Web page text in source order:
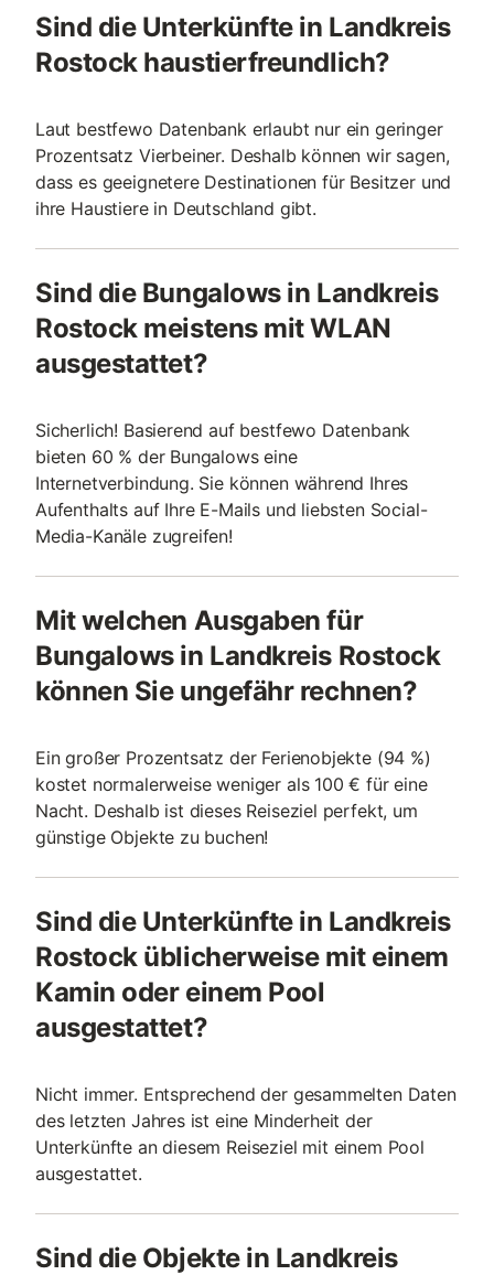
Sind die Unterkünfte in Landkreis
Rostock haustierfreundlich?
Laut bestfewo Datenbank erlaubt nur ein geringer
Prozentsatz Vierbeiner. Deshalb können wir sagen,
dass es geeignetere Destinationen für Besitzer und
ihre Haustiere in Deutschland gibt.
Sind die Bungalows in Landkreis
Rostock meistens mit WLAN
ausgestattet?
Sicherlich! Basierend auf bestfewo Datenbank
bieten 60 % der Bungalows eine
Internetverbindung. Sie können während Ihres
Aufenthalts auf Ihre E-Mails und liebsten Social-
Media-Kanäle zugreifen!
Mit welchen Ausgaben für
Bungalows in Landkreis Rostock
können Sie ungefähr rechnen?
Ein großer Prozentsatz der Ferienobjekte (94 %)
kostet normalerweise weniger als 100 € für eine
Nacht. Deshalb ist dieses Reiseziel perfekt, um
günstige Objekte zu buchen!
Sind die Unterkünfte in Landkreis
Rostock üblicherweise mit einem
Kamin oder einem Pool
ausgestattet?
Nicht immer. Entsprechend der gesammelten Daten
des letzten Jahres ist eine Minderheit der
Unterkünfte an diesem Reiseziel mit einem Pool
ausgestattet.
Sind die Objekte in Landkreis